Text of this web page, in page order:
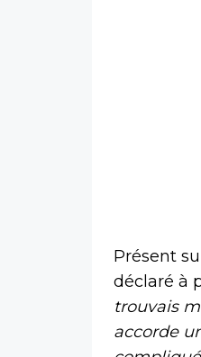
Présent
déclaré à
trouvais
accorde